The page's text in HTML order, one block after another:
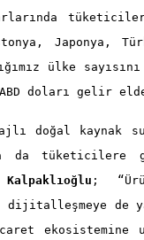
Japonya,
ülke
doları gelir
doğal kaynak
da
Kalpaklıoğlu ;
de
ekosistemine